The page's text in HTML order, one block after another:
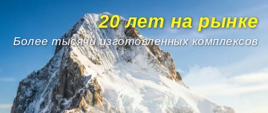
20 лет на рынке
Более тысячи изготовленных комплексов